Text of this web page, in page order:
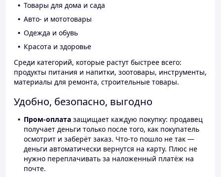
Товары для дома и сада
Авто- и мототовары
Одежда и обувь
Красота и здоровье
Среди категорий, которые растут быстрее всего:
продукты питания и напитки, зоотовары, инструменты,
материалы для ремонта, строительные товары.
Удобно, безопасно, выгодно
Пром-оплата защищает каждую покупку: продавец
получает деньги только после того, как покупатель
осмотрит и заберёт заказ. Что-то пошло не так —
деньги автоматически вернутся на карту. Плюс не
нужно переплачивать за наложенный платёж на
почте.